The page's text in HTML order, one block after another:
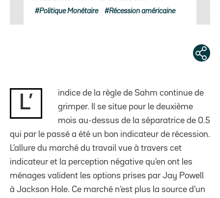
Politique Monétaire Récession américaine
L’
indice de la règle de Sahm continue de
grimper. Il se situe pour le deuxième
mois au-dessus de la séparatrice de 0.5
qui par le passé a été un bon indicateur de récession.
L’allure du marché du travail vue à travers cet
indicateur et la perception négative qu’en ont les
ménages valident les options prises par Jay Powell
à Jackson Hole. Ce marché n’est plus la source d’un